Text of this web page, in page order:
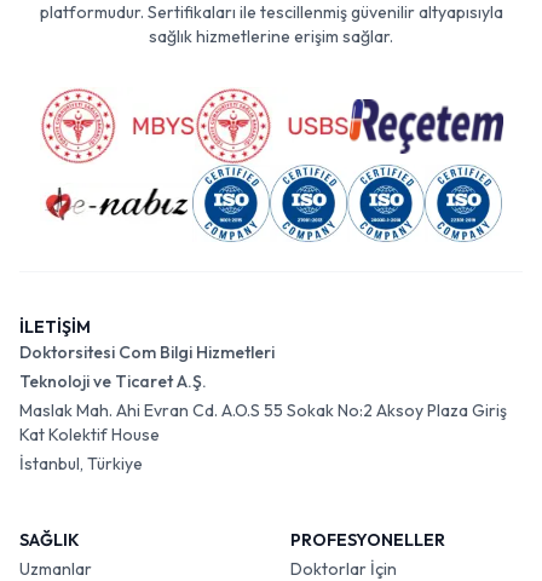
platformudur. Sertifikaları ile tescillenmiş güvenilir altyapısıyla
sağlık hizmetlerine erişim sağlar.
İLETİŞİM
Doktorsitesi Com Bilgi Hizmetleri
Teknoloji ve Ticaret A.Ş.
Maslak Mah. Ahi Evran Cd. A.O.S 55 Sokak No:2 Aksoy Plaza Giriş
Kat Kolektif House
İstanbul, Türkiye
SAĞLIK
Uzmanlar
PROFESYONELLER
Doktorlar İçin